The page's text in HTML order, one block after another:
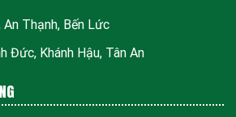
Thạnh, Bến Lức
Đức, Khánh Hậu, Tân An